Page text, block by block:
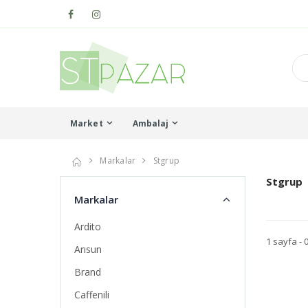
Market Ambalaj
Markalar Stgrup
Stgrup
1 sayfa -
Markalar
Ardito
Arısun
Brand
Caffenili